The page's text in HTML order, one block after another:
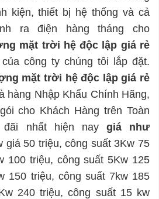
kiện, thiết bị hệ thống và cả
ra điện hàng tháng cho
mặt trời hệ độc lập giá rẻ
của công ty chúng tôi lắp đặt.
mặt trời hệ độc lậpgiá rẻ
hàng Nhập Khẩu Chính Hãng,
cho Khách Hàng trên Toàn
nhất hiện naygiá như
giá 50 triệu, công suất 3Kw 75
100 triệu, công suất 5Kw 125
150 triệu, công suất 7kw 185
240 triệu, công suất 15 kw